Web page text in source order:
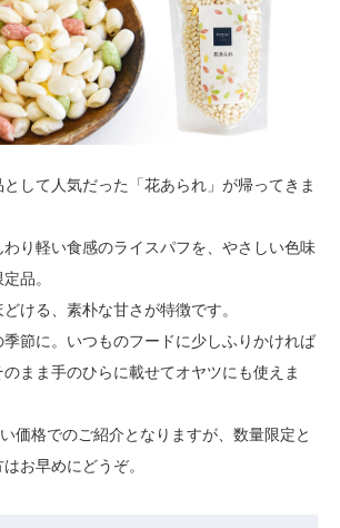
して人気だった「花あられ」が帰ってきま
わり軽い食感のライスパフを、やさしい色味
品。
ける、素朴な甘さが特徴です。
節に。いつものフードに少しふりかければ
まま手のひらに載せてオヤツにも使えま
価格でのご紹介となりますが、数量限定と
お早めにどうぞ。